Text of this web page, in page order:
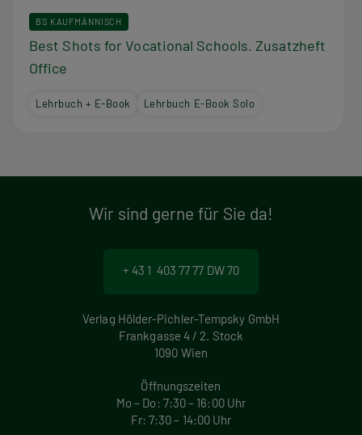
BS KAUFMÄNNISCH
Best Shots for Vocational Schools. Zusatzheft
Office
Lehrbuch + E-Book Lehrbuch E-Book Solo
Wir sind gerne für Sie da!
+ 43 1 403 77 77 DW 70
Verlag Hölder-Pichler-Tempsky GmbH
Frankgasse 4 / 2. Stock
1090 Wien
Öffnungszeiten
Mo – Do: 7:30 – 16:00 Uhr
Fr: 7:30 – 14:00 Uhr